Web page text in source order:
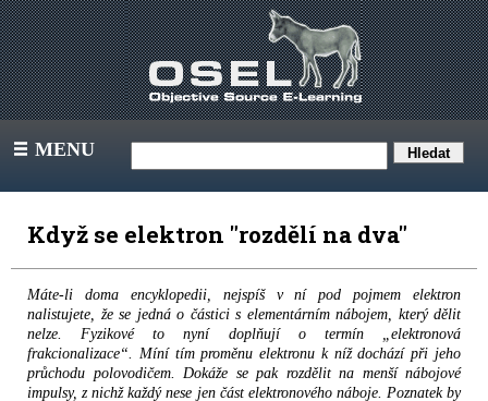
III MENU
Když se elektron "rozdělí na dva"
Máte-li doma encyklopedii, nejspíš v ní pod pojmem elektron
nalistujete, že se jedná o částici s elementárním nábojem, který dělit
nelze. Fyzikové to nyní doplňují o termín „elektronová
frakcionalizace“. Míní tím proměnu elektronu k níž dochází při jeho
průchodu polovodičem. Dokáže se pak rozdělit na menší nábojové
impulsy, z nichž každý nese jen část elektronového náboje. Poznatek by